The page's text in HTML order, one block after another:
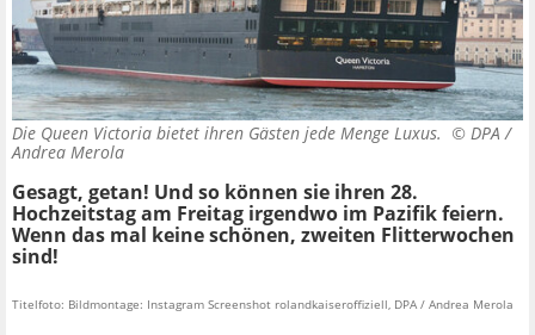
Die Queen Victoria bietet ihren Gästen jede Menge Luxus. © DPA /
Andrea Merola
Gesagt, getan! Und so können sie ihren 28.
Hochzeitstag am Freitag irgendwo im Pazifik feiern.
Wenn das mal keine schönen, zweiten Flitterwochen
sind!
Titelfoto: Bildmontage: Instagram Screenshot rolandkaiseroffiziell, DPA / Andrea Merola